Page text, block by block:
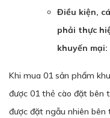
Điều kiện,
phải thực
khuyến mại:
Khi mua 01 sản phẩm
được 01 thẻ cào đặt bên
được đặt ngẫu nhiên